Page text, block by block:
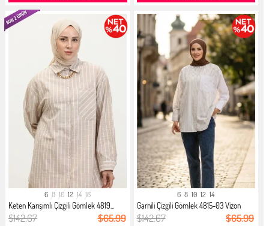
6 8 10 12 14 16
Keten Karışımlı Çizgili Gömlek 4819...
$142.67 $65.99
6 8 10 12 14
Garnili Çizgili Gömlek 4815-03 Vizon
$142.67 $65.99